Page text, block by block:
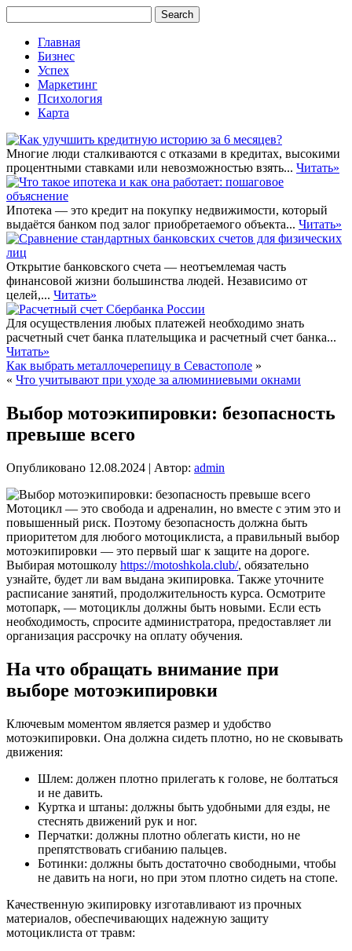
Главная
Бизнес
Успех
Маркетинг
Психология
Карта
Многие люди сталкиваются с отказами в кредитах, высокими
процентными ставками или невозможностью взять... Читать»
Ипотека — это кредит на покупку недвижимости, который
выдаётся банком под залог приобретаемого объекта... Читать»
Открытие банковского счета — неотъемлемая часть
финансовой жизни большинства людей. Независимо от
целей,... Читать»
Для осуществления любых платежей необходимо знать
расчетный счет банка плательщика и расчетный счет банка...
Читать»
Как выбрать металлочерепицу в Севастополе »
« Что учитывают при уходе за алюминиевыми окнами
Выбор мотоэкипировки: безопасность
превыше всего
Опубликовано 12.08.2024 | Автор: admin
Мотоцикл — это свобода и адреналин, но вместе с этим это и
повышенный риск. Поэтому безопасность должна быть
приоритетом для любого мотоциклиста, а правильный выбор
мотоэкипировки — это первый шаг к защите на дороге.
Выбирая мотошколу https://motoshkola.club/, обязательно
узнайте, будет ли вам выдана экипировка. Также уточните
расписание занятий, продолжительность курса. Осмотрите
мотопарк, — мотоциклы должны быть новыми. Если есть
необходимость, спросите администратора, предоставляет ли
организация рассрочку на оплату обучения.
На что обращать внимание при
выборе мотоэкипировки
Ключевым моментом является размер и удобство
мотоэкипировки. Она должна сидеть плотно, но не сковывать
движения:
Шлем: должен плотно прилегать к голове, не болтаться
и не давить.
Куртка и штаны: должны быть удобными для езды, не
стеснять движений рук и ног.
Перчатки: должны плотно облегать кисти, но не
препятствовать сгибанию пальцев.
Ботинки: должны быть достаточно свободными, чтобы
не давить на ноги, но при этом плотно сидеть на стопе.
Качественную экипировку изготавливают из прочных
материалов, обеспечивающих надежную защиту
мотоциклиста от травм: